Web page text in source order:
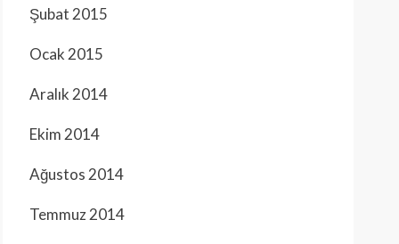
Şubat 2015
Ocak 2015
Aralık 2014
Ekim 2014
Ağustos 2014
Temmuz 2014